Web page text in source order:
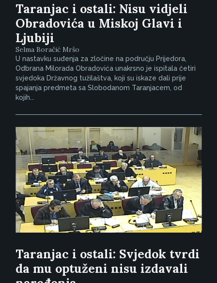
Taranjac i ostali: Nisu vidjeli
Obradovića u Miskoj Glavi i
Ljubiji
Selma Boračić Mršo
U nastavku suđenja za zločine na području Prijedora,
Odbrana Milorada Obradovića unakrsno je ispitala četiri
svjedoka Državnog tužilaštva, koji su iskaze dali prije
spajanja predmeta sa Slobodanom Taranjacem, od
kojih...
Taranjac i ostali: Svjedok tvrdi
da mu optuženi nisu izdavali